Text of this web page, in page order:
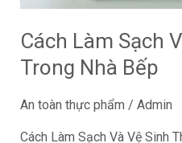
Cách Làm Sạch
Trong Nhà Bếp
An toàn thực phẩm / Admin
Cách Làm Sạch Và Vệ Sinh